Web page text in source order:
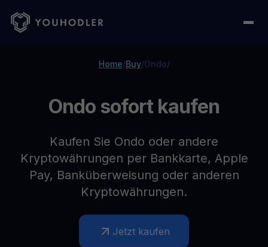
Home/Buy/Ondo/
Ondo sofort kaufen
Kaufen Sie Ondo oder andere
Kryptowährungen per Bankkarte, Apple
Pay, Banküberweisung oder anderen
Kryptowährungen.
Jetzt kaufen